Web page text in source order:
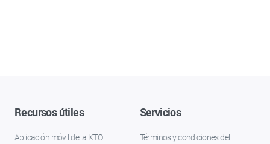
Recursos útiles
Aplicación móvil de la KTO
Servicios
Términos y condiciones del